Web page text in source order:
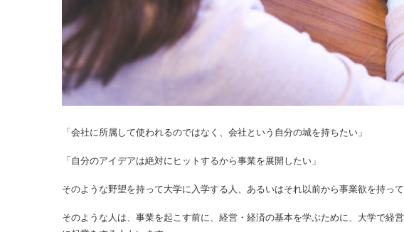
「会社に所属して使われるのではなく、会社という自分の城を持ちたい」
「自分のアイデアは絶対にヒットするから事業を展開したい」
そのような野望を持って大学に入学する人、あるいはそれ以前から事業欲を持って
そのような人は、事業を起こす前に、経営・経済の基本を学ぶために、大学で経